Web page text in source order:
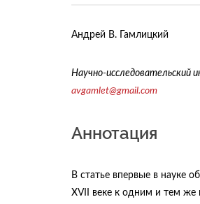
Андрей В. Гамлицкий
Научно-исследовательский
avgamlet@gmail.com
Аннотация
В статье впервые в науке
XVII веке к одним и тем же